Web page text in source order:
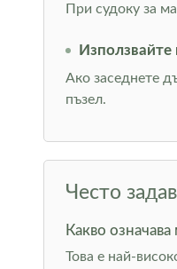
При судоку за
Използвайте
Ако заседнете
пъзел.
Често
Какво
Това е най-